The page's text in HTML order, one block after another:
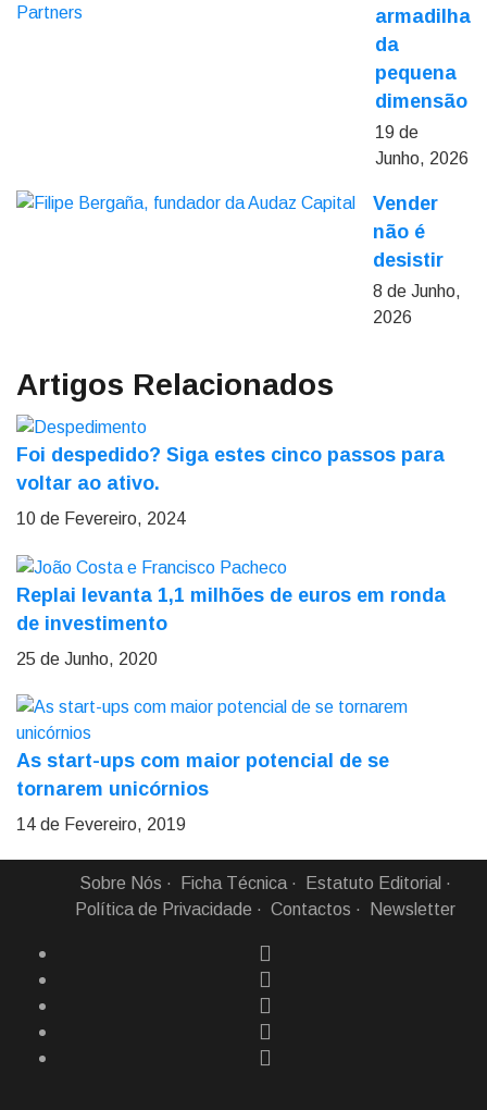
armadilha
da
pequena
dimensão
19 de
Junho, 2026
Vender
não é
desistir
8 de Junho,
2026
Artigos Relacionados
Foi despedido? Siga estes cinco passos para
voltar ao ativo.
10 de Fevereiro, 2024
Replai levanta 1,1 milhões de euros em ronda
de investimento
25 de Junho, 2020
As start-ups com maior potencial de se
tornarem unicórnios
14 de Fevereiro, 2019
Sobre Nós Ficha Técnica
Estatuto Editorial
Política de Privacidade
Contactos Newsletter